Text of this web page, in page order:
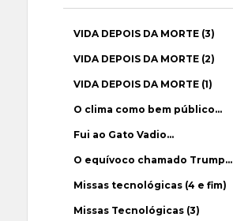
VIDA DEPOIS DA MORTE (3)
VIDA DEPOIS DA MORTE (2)
VIDA DEPOIS DA MORTE (1)
O clima como bem público…
Fui ao Gato Vadio…
O equívoco chamado Trump…
Missas tecnológicas (4 e fim)
Missas Tecnológicas (3)